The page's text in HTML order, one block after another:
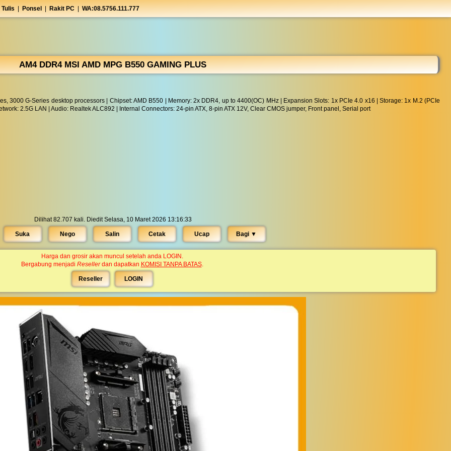
Ponsel Rakit PC WA:08.5756.111.777
AM4 DDR4 MSI AMD MPG B550 GAMING PLUS
3000 G-Series desktop processors | Chipset: AMD B550 | Memory: 2x DDR4, up to 4400(OC) MHz | Expansion Slots: 1x PCIe 4.0 x16 | Storage: 1x M.2 (PCIe
2.5G LAN | Audio: Realtek ALC892 | Internal Connectors: 24-pin ATX, 8-pin ATX 12V, Clear CMOS jumper, Front panel, Serial port
Dilihat 82.707 kali. Diedit Selasa, 10 Maret 2026 13:16:33
Suka Nego Salin Cetak Ucap Bagi ▼︎
Harga dan grosir akan muncul setelah anda LOGIN.
Bergabung menjadi Resellerdan dapatkan KOMISI TANPA BATAS.
Reseller LOGIN